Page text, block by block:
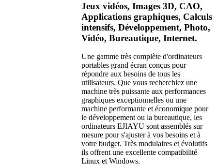
Jeux vidéos, Images 3D, CAO,
Applications graphiques, Calculs
intensifs, Développement, Photo,
Vidéo, Bureautique, Internet.
Une gamme très complète d'ordinateurs
portables grand écran conçus pour
répondre aux besoins de tous les
utilisateurs. Que vous recherchiez une
machine très puissante aux performances
graphiques exceptionnelles ou une
machine performante et économique pour
le développement ou la bureautique, les
ordinateurs EJIAYU sont assemblés sur
mesure pour s'ajuster à vos besoins et à
votre budget. Très modulaires et évolutifs
ils offrent une excellente compatibilité
Linux et Windows.